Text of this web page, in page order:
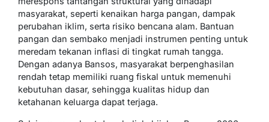
masyarakat, seperti kenaikan harga pangan, dampak
perubahan iklim, serta risiko bencana alam. Bantuan
pangan dan sembako menjadi instrumen penting untuk
meredam tekanan inflasi di tingkat rumah tangga.
Dengan adanya Bansos, masyarakat berpenghasilan
rendah tetap memiliki ruang fiskal untuk memenuhi
kebutuhan dasar, sehingga kualitas hidup dan
ketahanan keluarga dapat terjaga.